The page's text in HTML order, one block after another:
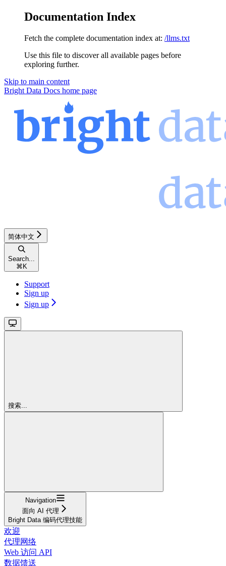
Documentation Index
Fetch the complete documentation index at: /llms.txt
Use this file to discover all available pages before
exploring further.
Skip to main content
Bright Data Docs home page
简体中文
Search...
⌘ K
Support
Sign up
Sign up
搜索...
Navigation
面向 AI 代理
Bright Data 编码代理技能
欢迎
代理网络
Web 访问 API
数据馈送